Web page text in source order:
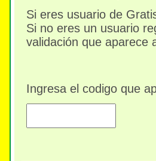
Si eres usuario de
Si no eres un usuario
validación que aparece
Ingresa el codigo que